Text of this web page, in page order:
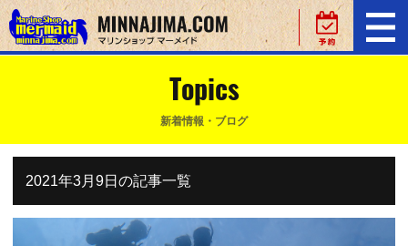
Topics
新着情報・ブログ
2021年3月9日の記事一覧